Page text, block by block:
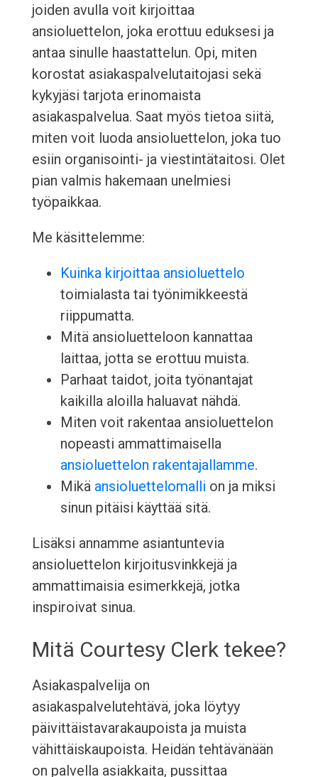
joiden avulla voit kirjoittaa
ansioluettelon, joka erottuu eduksesi ja
antaa sinulle haastattelun. Opi, miten
korostat asiakaspalvelutaitojasi sekä
kykyjäsi tarjota erinomaista
asiakaspalvelua. Saat myös tietoa siitä,
miten voit luoda ansioluettelon, joka tuo
esiin organisointi- ja viestintätaitosi. Olet
pian valmis hakemaan unelmiesi
työpaikkaa.
Me käsittelemme:
Kuinka kirjoittaa ansioluettelo
toimialasta tai työnimikkeestä
riippumatta.
Mitä ansioluetteloon kannattaa
laittaa, jotta se erottuu muista.
Parhaat taidot, joita työnantajat
kaikilla aloilla haluavat nähdä.
Miten voit rakentaa ansioluettelon
nopeasti ammattimaisella
ansioluettelon rakentajallamme.
Mikä ansioluettelomalli on ja miksi
sinun pitäisi käyttää sitä.
Lisäksi annamme asiantuntevia
ansioluettelon kirjoitusvinkkejä ja
ammattimaisia esimerkkejä, jotka
inspiroivat sinua.
Mitä Courtesy Clerk tekee?
Asiakaspalvelija on
asiakaspalvelutehtävä, joka löytyy
päivittäistavarakaupoista ja muista
vähittäiskaupoista. Heidän tehtävänään
on palvella asiakkaita, pussittaa